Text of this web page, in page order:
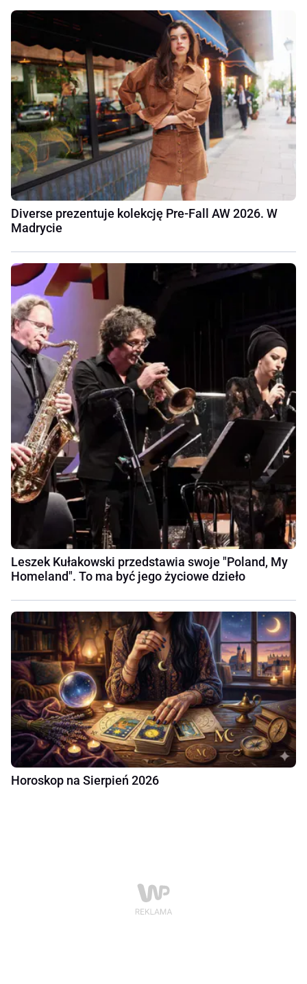
Diverse prezentuje kolekcję Pre-Fall AW 2026. W
Madrycie
Leszek Kułakowski przedstawia swoje "Poland, My
Homeland". To ma być jego życiowe dzieło
Horoskop na Sierpień 2026